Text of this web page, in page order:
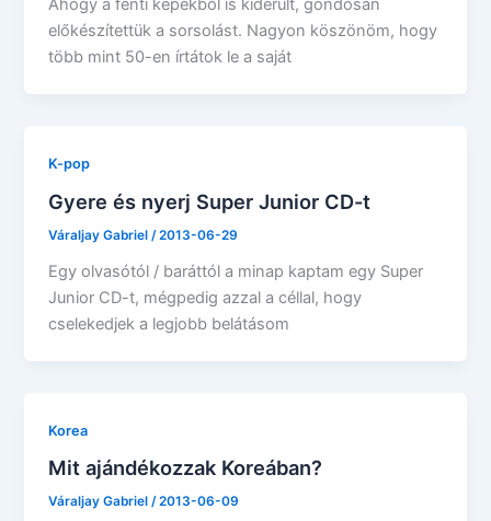
Ahogy a fenti képekből is kiderült, gondosan
előkészítettük a sorsolást. Nagyon köszönöm, hogy
több mint 50-en írtátok le a saját
K-pop
Gyere és nyerj Super Junior CD-t
Váraljay Gabriel /2013-06-29
Egy olvasótól / baráttól a minap kaptam egy Super
Junior CD-t, mégpedig azzal a céllal, hogy
cselekedjek a legjobb belátásom
Korea
Mit ajándékozzak Koreában?
Váraljay Gabriel/2013-06-09